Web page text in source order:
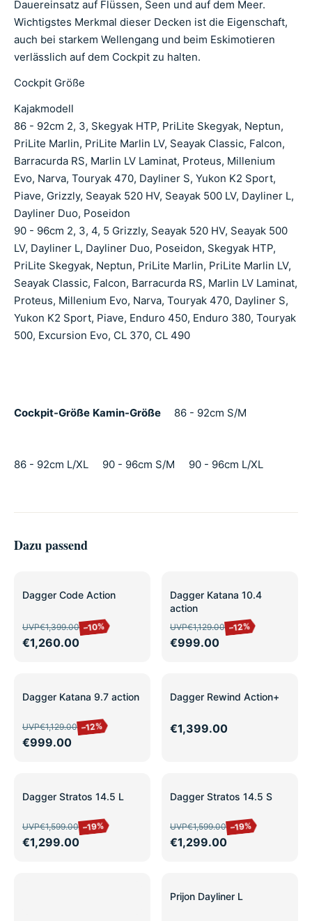
Dauereinsatz auf Flüssen, Seen und auf dem Meer.
Wichtigstes Merkmal dieser Decken ist die Eigenschaft,
auch bei starkem Wellengang und beim Eskimotieren
verlässlich auf dem Cockpit zu halten.
Cockpit Größe
Kajakmodell
86 - 92cm 2, 3, Skegyak HTP, PriLite Skegyak, Neptun,
PriLite Marlin, PriLite Marlin LV, Seayak Classic, Falcon,
Barracurda RS, Marlin LV Laminat, Proteus, Millenium
Evo, Narva, Touryak 470, Dayliner S, Yukon K2 Sport,
Piave, Grizzly, Seayak 520 HV, Seayak 500 LV, Dayliner L,
Dayliner Duo, Poseidon
90 - 96cm 2, 3, 4, 5 Grizzly, Seayak 520 HV, Seayak 500
LV, Dayliner L, Dayliner Duo, Poseidon, Skegyak HTP,
PriLite Skegyak, Neptun, PriLite Marlin, PriLite Marlin LV,
Seayak Classic, Falcon, Barracurda RS, Marlin LV Laminat,
Proteus, Millenium Evo, Narva, Touryak 470, Dayliner S,
Yukon K2 Sport, Piave, Enduro 450, Enduro 380, Touryak
500, Excursion Evo, CL 370, CL 490
Cockpit-Größe Kamin-Größe 86 - 92cm S/M
86 - 92cm L/XL 90 - 96cm S/M 90 - 96cm L/XL
Dazu passend
SALE
Dagger Code Action
UVP€1,399.00 –10%
€1,260.00
SALE
Dagger Katana 10.4
action
UVP€1,129.00 –12%
€999.00
SALE
Dagger Katana 9.7 action
UVP€1,129.00 –12%
€999.00
Dagger Rewind Action+
€1,399.00
SALE
Dagger Stratos 14.5 L
UVP€1,599.00 –19%
€1,299.00
SALE
Dagger Stratos 14.5 S
UVP€1,599.00 –19%
€1,299.00
SALE
Prijon Dayliner L